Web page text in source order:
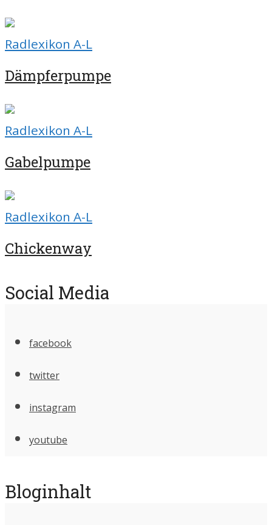
Radlexikon A-L
Dämpferpumpe
Radlexikon A-L
Gabelpumpe
Radlexikon A-L
Chickenway
Social Media
facebook
twitter
instagram
youtube
Bloginhalt